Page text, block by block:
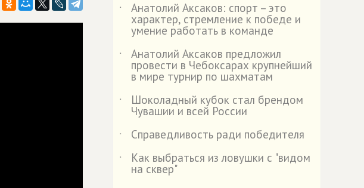
˙ Анатолий Аксаков: спорт – это
характер, стремление к победе и
умение работать в команде
˙
Анатолий Аксаков предложил
провести в Чебоксарах крупнейший
в мире турнир по шахматам
˙
Шоколадный кубок стал брендом
Чувашии и всей России
˙
Справедливость ради победителя
˙
Как выбраться из ловушки с "видом
на сквер"